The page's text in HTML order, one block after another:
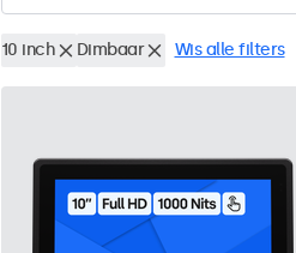
10 inch Dimbaar Wis alle filters